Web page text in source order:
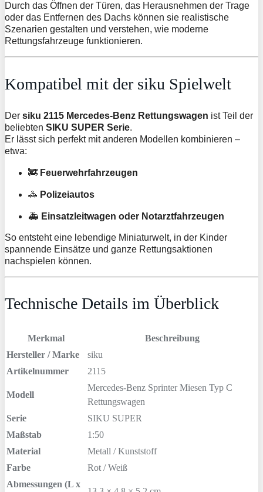
Durch das Öffnen der Türen, das Herausnehmen der Trage
oder das Entfernen des Dachs können sie realistische
Szenarien gestalten und verstehen, wie moderne
Rettungsfahrzeuge funktionieren.
Kompatibel mit der siku Spielwelt
Der siku 2115 Mercedes-Benz Rettungswagen ist Teil der
beliebten SIKU SUPER Serie.
Er lässt sich perfekt mit anderen Modellen kombinieren –
etwa:
🚒 Feuerwehrfahrzeugen
🚓 Polizeiautos
🚑 Einsatzleitwagen oder Notarztfahrzeugen
So entsteht eine lebendige Miniaturwelt, in der Kinder
spannende Einsätze und ganze Rettungsaktionen
nachspielen können.
Technische Details im Überblick
Merkmal
Beschreibung
Hersteller / Marke
siku
Artikelnummer
2115
Modell
Mercedes-Benz Sprinter Miesen Typ C
Rettungswagen
Serie
SIKU SUPER
Maßstab
1:50
Material
Metall / Kunststoff
Farbe
Rot / Weiß
Abmessungen (L x